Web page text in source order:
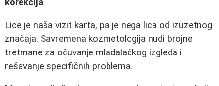
korekcija
Lice je naša vizit karta, pa je nega lica od izuzetnog
značaja. Savremena kozmetologija nudi brojne
tretmane za očuvanje mladalačkog izgleda i
rešavanje specifičnih problema.